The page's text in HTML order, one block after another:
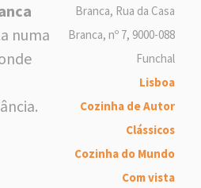
numa
Branca, Rua da Casa
Branca, nº 7, 9000-088
Funchal
Lisboa
Cozinha de Autor
Clássicos
Cozinha do Mundo
Com vista